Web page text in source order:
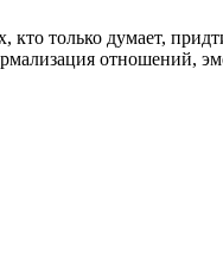
кто только думает,
отношений,